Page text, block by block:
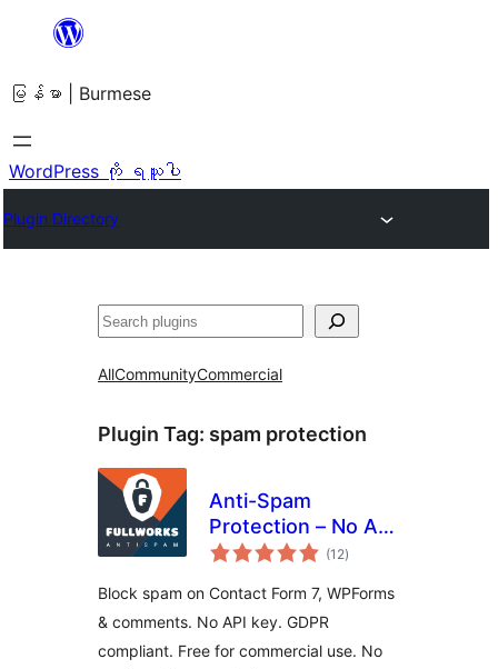
အကြောင်းအရာ
ကျော်သွား
ရန်
မြန်မာ | Burmese
WordPress ကို ရယူပါ
Plugin Directory
ရှာ
AllCommunityCommercial
Plugin Tag: spam protection
Anti-Spam
Protection – No API
Key, GDPR Friendly
(12total
ratings
)
Block spam on Contact Form 7, WPForms
& comments. No API key. GDPR
compliant. Free for commercial use. No